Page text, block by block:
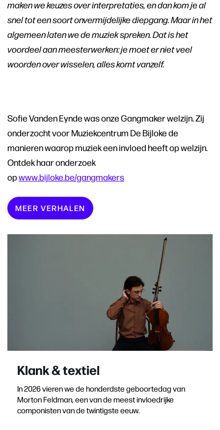
maken we keuzes over interpretaties, en dan kom je al
snel tot een soort onvermijdelijke diepgang. Maar in het
algemeen laten we de muziek spreken. Dat is het
voordeel aan meesterwerken: je moet er niet veel
woorden over wisselen, alles komt vanzelf.
Sofie Vanden Eynde was onze Gangmaker welzijn. Zij
onderzocht voor Muziekcentrum De Bijloke de
manieren waarop muziek een invloed heeft op welzijn.
Ontdek haar onderzoek
opwww.bijloke.be/gangmakers
MEER VERHALEN
Klank & textiel
In 2026 vieren we de honderdste geboortedag van
Morton Feldman, een van de meest invloedrijke
componisten van de twintigste eeuw.